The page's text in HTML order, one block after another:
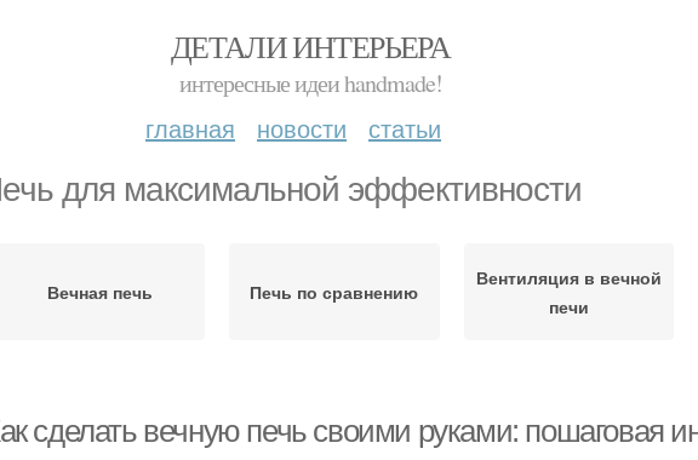
ДЕТАЛИ ИНТЕРЬЕРА
интересные идеи handmade!
главная новости статьи
для максимальной эффективности
Вечная печь Печь по сравнению
Вентиляция в вечной
печи
сделать вечную печь своими руками: пошаговая